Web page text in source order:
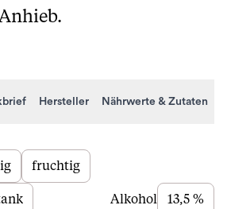
Hersteller Nährwerte & Zutaten
fruchtig
Alkohol 13,5 %